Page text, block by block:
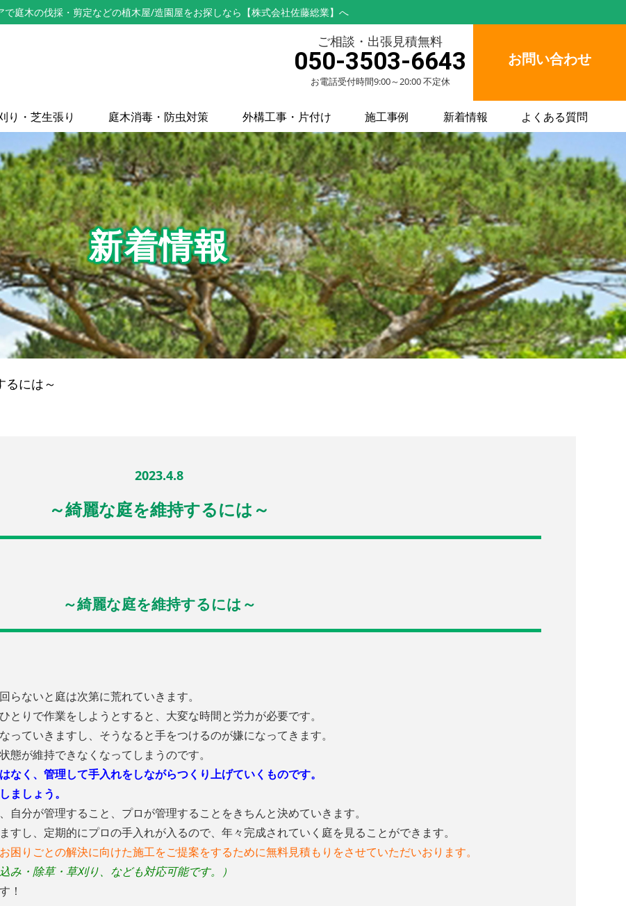
庭木の伐採・剪定などの植木屋/造園屋をお探しなら【株式会社佐藤総業】へ
ご相談・出張見積無料
050-3503-6643
お電話受付時間9:00～20:00 不定休
お問い合わせ
り・芝生張り 庭木消毒・防虫対策 外構工事・片付け 施工事例 新着情報 よくある質問
新着情報
るには～
2023.4.8
～綺麗な庭を維持するには～
～綺麗な庭を維持するには～
ないと庭は次第に荒れていきます。
りで作業をしようとすると、大変な時間と労力が必要です。
ていきますし、そうなると手をつけるのが嫌になってきます。
が維持できなくなってしまうのです。
く、管理して手入れをしながらつくり上げていくものです。
ましょう。
分が管理すること、プロが管理することをきちんと決めていきます。
すし、定期的にプロの手入れが入るので、年々完成されていく庭を見ることができます。
りごとの解決に向けた施工をご提案をするために無料見積もりをさせていただいおります。
み・除草・草刈り、なども対応可能です。）
！